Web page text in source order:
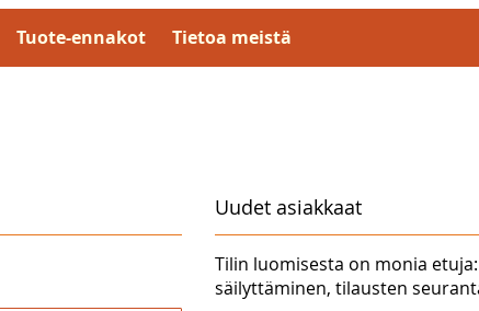
Tuote-ennakot Tietoa meistä
Uudet asiakkaat
Tilin luomisesta on monia
säilyttäminen, tilausten